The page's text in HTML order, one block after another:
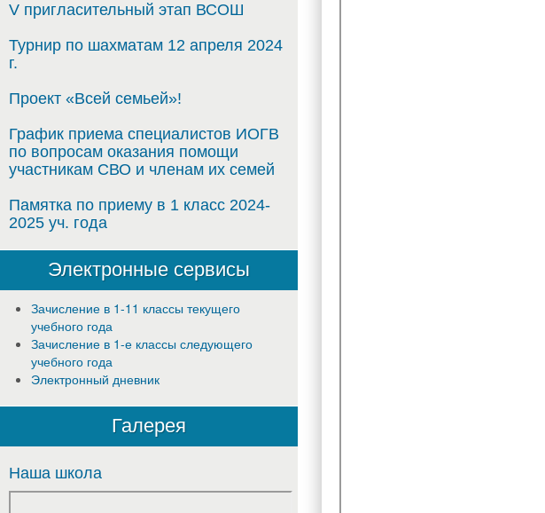
V пригласительный этап ВСОШ
Турнир по шахматам 12 апреля 2024
г.
Проект «Всей семьей»!
График приема специалистов ИОГВ
по вопросам оказания помощи
участникам СВО и членам их семей
Памятка по приему в 1 класс 2024-
2025 уч. года
Электронные сервисы
Зачисление в 1-11 классы текущего
учебного года
Зачисление в 1-е классы следующего
учебного года
Электронный дневник
Галерея
Наша школа